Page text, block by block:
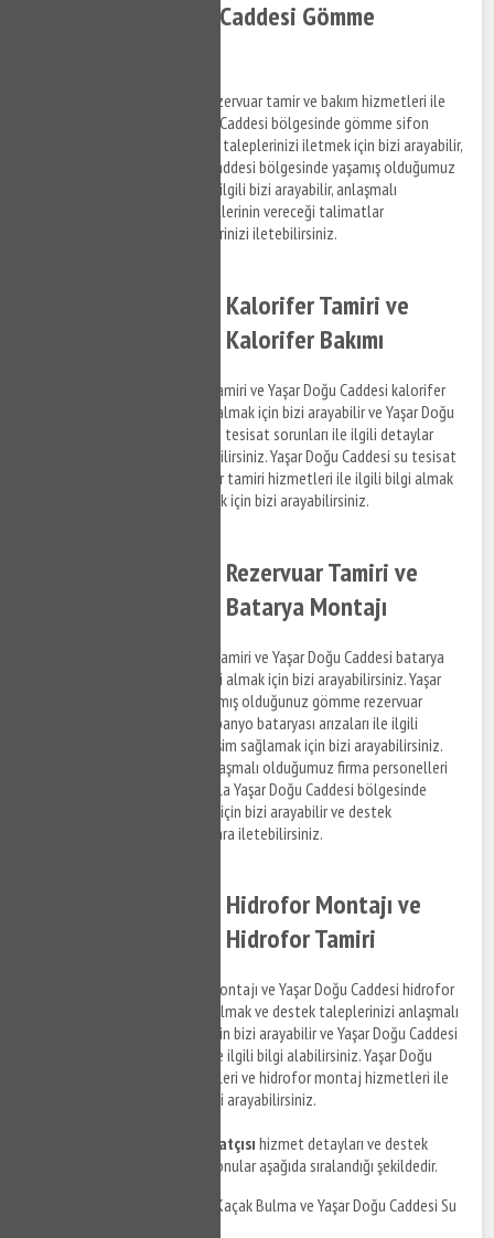
Tamiri - Yaşar Doğu Caddesi Gömme
Yaşar Doğu Caddesi gömme rezervuar tamir ve bakım hizmetleri ile
ilgili bilgi almak ve Yaşar Doğu Caddesi bölgesinde gömme sifon
tamir hizmeti hakkında destek taleplerinizi iletmek için bizi arayabilir,
bilgi alabilirsiniz. Yaşar Doğu Caddesi bölgesinde yaşamış olduğumuz
gömme rezervuar sorunları ile ilgili bizi arayabilir, anlaşmalı
olduğumuz firmaların personellerinin vereceği talimatlar
doğrultusunda hizmet taleplerinizi iletebilirsiniz.
Yaşar Doğu Caddesi Kalorifer Tamiri ve
Yaşar Doğu Caddesi Kalorifer Bakımı
Yaşar Doğu Caddesi kalorifer tamiri ve Yaşar Doğu Caddesi kalorifer
bakım hizmetleri ile ilgili bilgi almak için bizi arayabilir ve Yaşar Doğu
Caddesi bölgesinde yaşadığınız tesisat sorunları ile ilgili detaylar
hakkında bizimle iletişim kurabilirsiniz. Yaşar Doğu Caddesi su tesisat
ve Yaşar Doğu Caddesi kalorifer tamiri hizmetleri ile ilgili bilgi almak
için destek taleplerinizi iletmek için bizi arayabilirsiniz.
Yaşar Doğu Caddesi Rezervuar Tamiri ve
Yaşar Doğu Caddesi Batarya Montajı
Yaşar Doğu Caddesi rezervuar tamiri ve Yaşar Doğu Caddesi batarya
montaj hizmetleri ile ilgili bilgi almak için bizi arayabilirsiniz. Yaşar
Doğu Caddesi bölgesinde yaşamış olduğunuz gömme rezervuar
arızaları ve mutfak bataryası, banyo bataryası arızaları ile ilgili
hizmet almak ve detaylara erişim sağlamak için bizi arayabilirsiniz.
Ücretlendirme ve detayları anlaşmalı olduğumuz firma personelleri
gerçekleştirmektedir. Dolayısıyla Yaşar Doğu Caddesi bölgesinde
rezervuar tamir desteği almak için bizi arayabilir ve destek
taleplerinizi anlaşmalı kurumlara iletebilirsiniz.
Yaşar Doğu Caddesi Hidrofor Montajı ve
Yaşar Doğu Caddesi Hidrofor Tamiri
Yaşar Doğu Caddesi hidrofor montajı ve Yaşar Doğu Caddesi hidrofor
tamir hizmetleri ile ilgili bilgi almak ve destek taleplerinizi anlaşmalı
firma personellerine iletmek için bizi arayabilir ve Yaşar Doğu Caddesi
bölgesinde su tesisat tamiri ile ilgili bilgi alabilirsiniz. Yaşar Doğu
Caddesi hidrofor tamir hizmetleri ve hidrofor montaj hizmetleri ile
ilgili detaylı bilgi almak için bizi arayabilirsiniz.
Yaşar Doğu Caddesi su tesisatçısı hizmet detayları ve destek
taleplerinizi iletebileceğiniz konular aşağıda sıralandığı şekildedir.
Yaşar Doğu Caddesi Su Kaçak Bulma ve Yaşar Doğu Caddesi Su